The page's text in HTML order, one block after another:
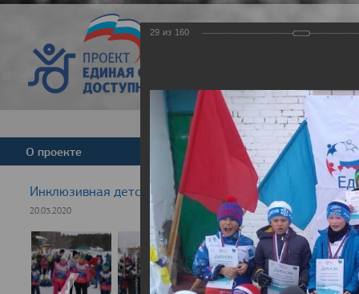
Версия для
О проекте Команда Новости
Инклюзивная детская гонка "Лыжня здоровья" 2020
20.03.2020
29 из 160